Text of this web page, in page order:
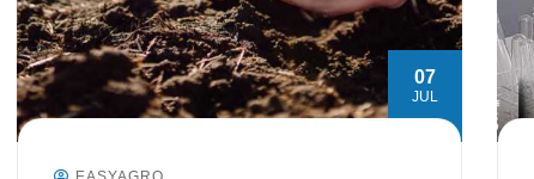
07
JUL